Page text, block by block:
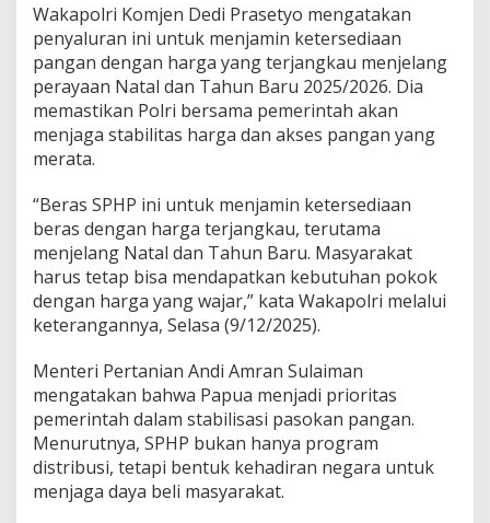
Wakapolri Komjen Dedi Prasetyo mengatakan
penyaluran ini untuk menjamin ketersediaan
pangan dengan harga yang terjangkau menjelang
perayaan Natal dan Tahun Baru 2025/2026. Dia
memastikan Polri bersama pemerintah akan
menjaga stabilitas harga dan akses pangan yang
merata.
“Beras SPHP ini untuk menjamin ketersediaan
beras dengan harga terjangkau, terutama
menjelang Natal dan Tahun Baru. Masyarakat
harus tetap bisa mendapatkan kebutuhan pokok
dengan harga yang wajar,” kata Wakapolri melalui
keterangannya, Selasa (9/12/2025).
Menteri Pertanian Andi Amran Sulaiman
mengatakan bahwa Papua menjadi prioritas
pemerintah dalam stabilisasi pasokan pangan.
Menurutnya, SPHP bukan hanya program
distribusi, tetapi bentuk kehadiran negara untuk
menjaga daya beli masyarakat.